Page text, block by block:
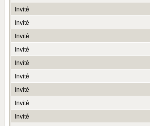
Invité
Invité
Invité
Invité
Invité
Invité
Invité
Invité
Invité